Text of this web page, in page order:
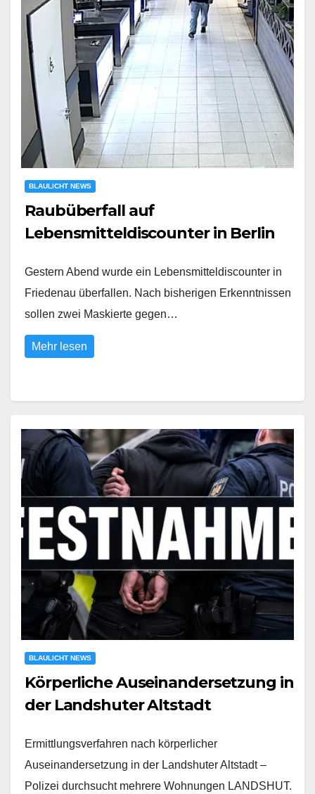
BLAULICHT NEWS
Raubüberfall auf
Lebensmitteldiscounter in Berlin
Gestern Abend wurde ein Lebensmitteldiscounter in
Friedenau überfallen. Nach bisherigen Erkenntnissen
sollen zwei Maskierte gegen…
Mehr lesen
BLAULICHT NEWS
Körperliche Auseinandersetzung in
der Landshuter Altstadt
Ermittlungsverfahren nach körperlicher
Auseinandersetzung in der Landshuter Altstadt –
Polizei durchsucht mehrere Wohnungen LANDSHUT.